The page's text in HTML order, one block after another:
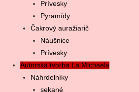
Náušnice
Prívesky
Autorská tvorba La Michaela
Náhrdelníky
sekané
Náramky
chirurgická oceľ